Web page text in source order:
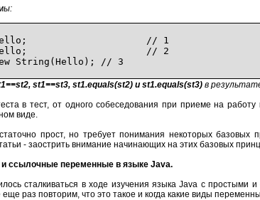
Hello;
// 1
// 2
String(Hello);
// 3
st1==st3, st1.equals(st2) и st1.equals(st3) в
в тест, от одного собеседования при приеме на
виде.
прост, но требует понимания некоторых
- заострить внимание начинающих на этих базовых
ссылочные переменные в языке Java.
сталкиваться в ходе изучения языка Java с
еще раз повторим, что это такое и когда какие виды